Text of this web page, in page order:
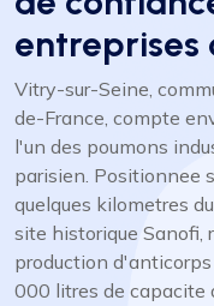
entreprises
Vitry-sur-Seine,
de-France, compte
l'un des poumons
parisien. Positionnee
quelques kilometres
site historique Sanofi,
production
000 litres de capacite